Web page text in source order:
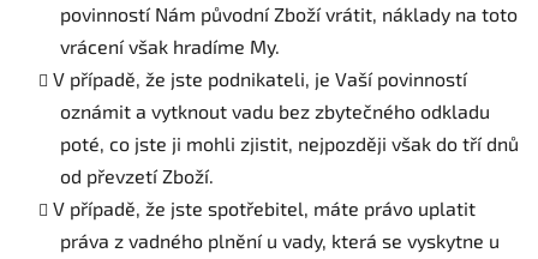
povinností Nám původní Zboží vrátit, náklady na toto
vrácení však hradíme My.
V případě, že jste podnikateli, je Vaší povinností
oznámit a vytknout vadu bez zbytečného odkladu
poté, co jste ji mohli zjistit, nejpozději však do tří dnů
od převzetí Zboží.
V případě, že jste spotřebitel, máte právo uplatit
práva z vadného plnění u vady, která se vyskytne u